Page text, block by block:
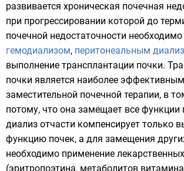
развивается хроническая почечная
при прогрессировании которой до
почечной недостаточности необходимо
гемодиализом, перитонеальным
выполнение трансплантации почки.
почки является наиболее
заместительной почечной терапии, в
потому, что она замещает все функции
диализ отчасти компенсирует только
функцию почек, а для замещения
необходимо применение
(эритропоэтина, метаболитов